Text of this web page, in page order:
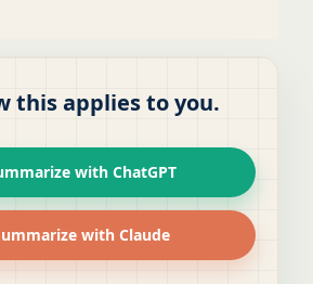
this applies to you.
with ChatGPT
with Claude